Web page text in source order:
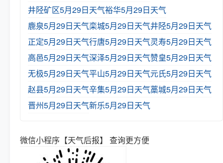
井陉矿区5月29日天气裕华5月29日天气
鹿泉5月29日天气栾城5月29日天气井陉5月29日天气
正定5月29日天气行唐5月29日天气灵寿5月29日天气
高邑5月29日天气深泽5月29日天气赞皇5月29日天气
无极5月29日天气平山5月29日天气元氏5月29日天气
赵县5月29日天气辛集5月29日天气藁城5月29日天气
晋州5月29日天气新乐5月29日天气
微信小程序【天气后报】 查询更方便